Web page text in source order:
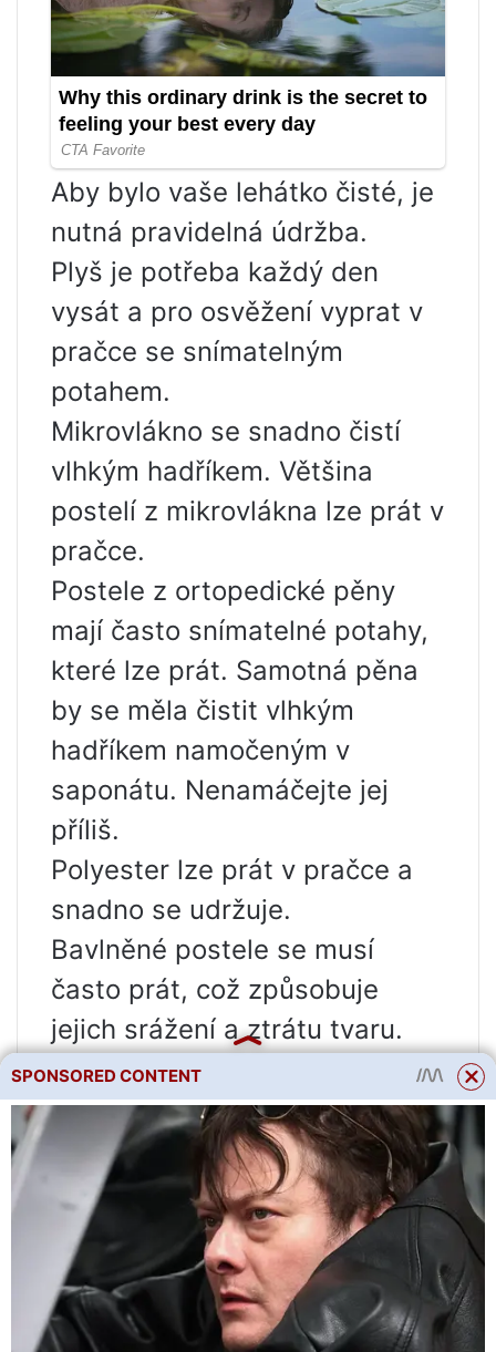
Aby bylo vaše lehátko čisté, je
nutná pravidelná údržba.
Plyš je potřeba každý den
vysát a pro osvěžení vyprat v
pračce se snímatelným
potahem.
Mikrovlákno se snadno čistí
vlhkým hadříkem. Většina
postelí z mikrovlákna lze prát v
pračce.
Postele z ortopedické pěny
mají často snímatelné potahy,
které lze prát. Samotná pěna
by se měla čistit vlhkým
hadříkem namočeným v
saponátu. Nenamáčejte jej
příliš.
Polyester lze prát v pračce a
snadno se udržuje.
Bavlněné postele se musí
často prát, což způsobuje
jejich srážení a ztrátu tvaru.
Fleece postele se snadno
perou. Rychle schnou.
Nylonové postele lze čistit
vlhkým hadříkem.
Bambusové tkaniny lze prát v
pračce a rychle schnou.
Tvar a styl postele: co je
SPONSORED CONTENT